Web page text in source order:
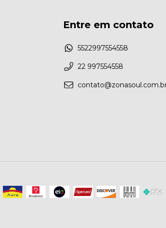
Entre em contato
5522997554558
22 997554558